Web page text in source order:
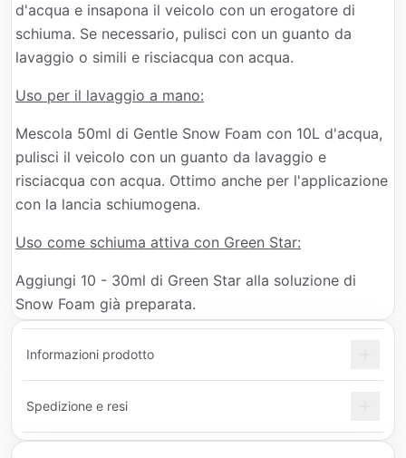
d'acqua e insapona il veicolo con un erogatore di
schiuma. Se necessario, pulisci con un guanto da
lavaggio o simili e risciacqua con acqua.
Uso per il lavaggio a mano:
Mescola 50ml di Gentle Snow Foam con 10L d'acqua,
pulisci il veicolo con un guanto da lavaggio e
risciacqua con acqua. Ottimo anche per l'applicazione
con la lancia schiumogena.
Uso come schiuma attiva con Green Star:
Aggiungi 10 - 30ml di Green Star alla soluzione di
Snow Foam già preparata.
Informazioni prodotto
Spedizione e resi